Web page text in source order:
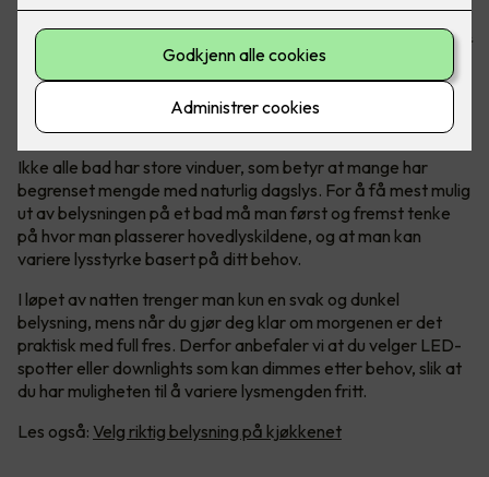
badet. I tillegg kan belysning heve det stilmessige uttrykket
1. Bruk dimbare downlights i taket
Ikke alle bad har store vinduer, som betyr at mange har
begrenset mengde med naturlig dagslys. For å få mest mulig
ut av belysningen på et bad må man først og fremst tenke
på hvor man plasserer hovedlyskildene, og at man kan
variere lysstyrke basert på ditt behov.
I løpet av natten trenger man kun en svak og dunkel
belysning, mens når du gjør deg klar om morgenen er det
praktisk med full fres. Derfor anbefaler vi at du velger LED-
spotter eller downlights som kan dimmes etter behov, slik at
du har muligheten til å variere lysmengden fritt.
Les også: Velg riktig belysning på kjøkkenet